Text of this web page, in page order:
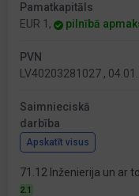
Pamatkapitāls
EUR 1,
pilnībā
PVN
LV40203281027 ,
Saimnieciskā
darbība
Apskatīt visus
71.12 Inženierija un ar
2.1